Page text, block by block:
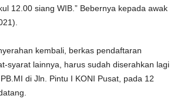
12.00 siang WIB.” Bebernya kepada awak
kembali, berkas pendaftaran
syarat lainnya, harus sudah diserahkan lagi
di Jln. Pintu I KONI Pusat, pada 12